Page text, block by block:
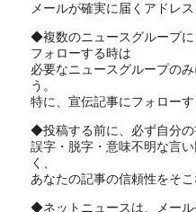
メールが確実に届くアドレ
◆複数のニュースグループ
フォローする時は
必要なニュースグループの
う。
特に、宣伝記事にフォロー
◆投稿する前に、必ず自分の
誤字・脱字・意味不明な言
く、
あなたの記事の信頼性をそこ
◆ネットニュースは、メール